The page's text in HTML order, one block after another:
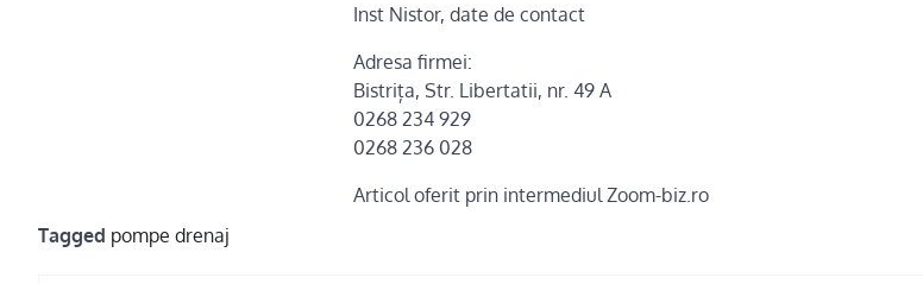
Inst Nistor, date de contact
Adresa firmei:
Bistrița, Str. Libertatii, nr. 49 A
0268 234 929
0268 236 028
Articol oferit prin intermediul Zoom-biz.ro
Tagged pompe drenaj